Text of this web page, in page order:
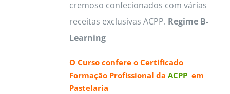
cremoso confecionados com várias
receitas exclusivas ACPP. Regime B-
Learning
O Curso confere o Certificado
Formação Profissional da ACPPem
Pastelaria